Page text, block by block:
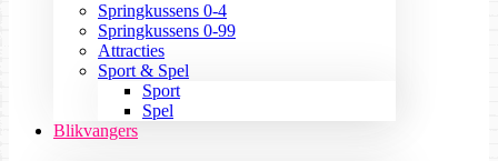
Springkussens 0-4
Springkussens 0-99
Attracties
Sport & Spel
Sport
Spel
Blikvangers